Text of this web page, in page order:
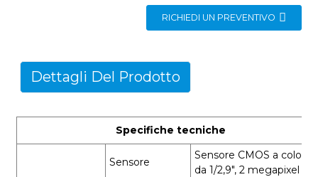
RICHIEDI UN PREVENTIVO
Dettagli Del Prodotto
Specifiche tecniche
Sensore
Sensore CMOS a colori
da 1/2,9", 2 megapixel